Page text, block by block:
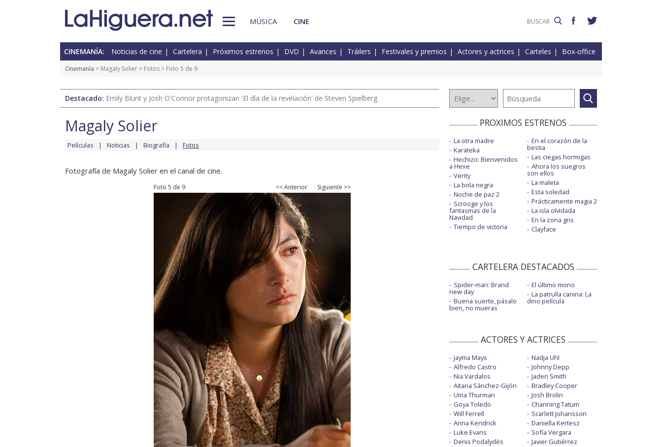
MÚSICA CINE
CINEMANÍA: Noticias de cine Cartelera Próximos estrenos DVD Avances Tráilers Festivales y premios Actores y actrices Carteles Box-office
Cinemanía > Magaly Solier > Fotos > Foto 5 de 9
Destacado: Emily Blunt y Josh O'Connor protagonizan 'El día de la revelación' de Steven Spielberg
Magaly Solier
Películas Noticias Biografía Fotos
Fotografía de Magaly Solier en el canal de cine.
Foto 5 de 9 << Anterior Siguiente >>
PROXIMOS ESTRENOS
La otra madre
Karateka
Hechizo: Bienvenidos
a Hexe
Verity
La bola negra
Noche de paz 2
Scrooge y los
fantasmas de la
Navidad
Tiempo de victoria
En el corazón de la
bestia
Las ciegas hormigas
Ahora los suegros
son ellos
La maleta
Esta soledad
Prácticamente magia 2
La isla olvidada
En la zona gris
Clayface
CARTELERA DESTACADOS
Spider-man: Brand
new day
Buena suerte, pásalo
bien, no mueras
El último mono
La patrulla canina: La
dino película
ACTORES Y ACTRICES
Jayma Mays
Alfredo Castro
Nia Vardalos
Aitana Sánchez-Gijón
Uma Thurman
Goya Toledo
Will Ferrell
Anna Kendrick
Luke Evans
Denis Podalydès
Nadja Uhl
Johnny Depp
Jaden Smith
Bradley Cooper
Josh Brolin
Channing Tatum
Scarlett Johansson
Daniella Kertesz
Sofía Vergara
Javier Gutiérrez